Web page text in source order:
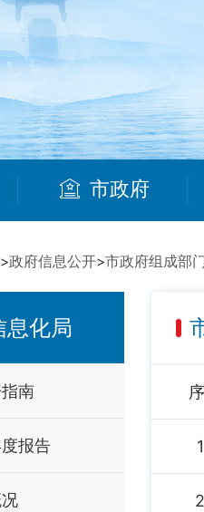
市政府
>政府信息公开>市政府组成部门
息化局
南
报告 1
2